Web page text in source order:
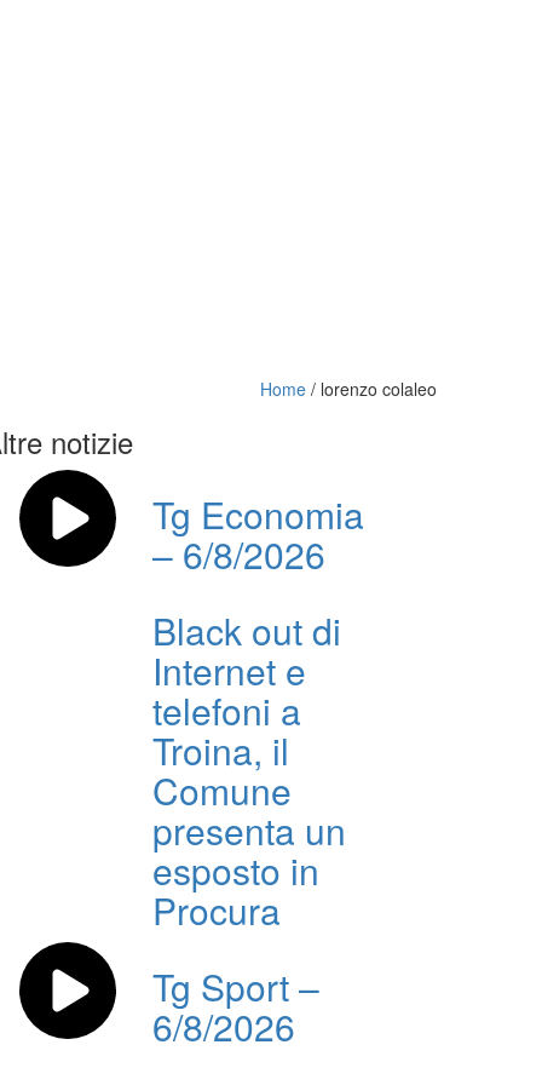
Home / lorenzo colaleo
notizie
Tg Economia
– 6/8/2026
Black out di
Internet e
telefoni a
Troina, il
Comune
presenta un
esposto in
Procura
Tg Sport –
6/8/2026